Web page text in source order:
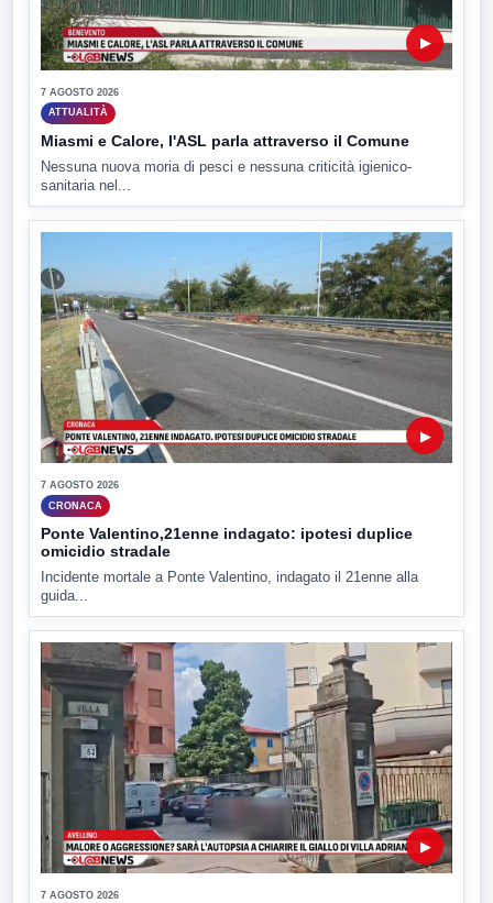
▶
7 AGOSTO 2026
ATTUALITÀ
Miasmi e Calore, l'ASL parla attraverso il Comune
Nessuna nuova moria di pesci e nessuna criticità igienico-
sanitaria nel...
▶
7 AGOSTO 2026
CRONACA
Ponte Valentino,21enne indagato: ipotesi duplice
omicidio stradale
Incidente mortale a Ponte Valentino, indagato il 21enne alla
guida...
▶
7 AGOSTO 2026